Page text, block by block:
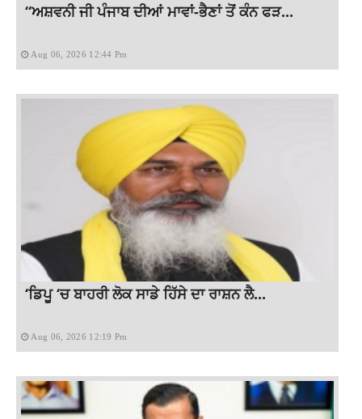
“ਅਸ਼ਵਨੀ ਜੀ ਪੰਜਾਬ ਦੀਆਂ ਮਾਵਾਂ-ਭੈਣਾਂ ਤੋਂ ਕੰਨ ਫੜ...
Aug 06, 2026 12:44 Pm
‘ਡਿਪੂ ‘ਚ ਬਾਹਰੀ ਲੋਕ ਸਾਡੇ ਹਿੱਸੇ ਦਾ ਰਾਸ਼ਨ ਲੈ...
Aug 06, 2026 12:19 Pm